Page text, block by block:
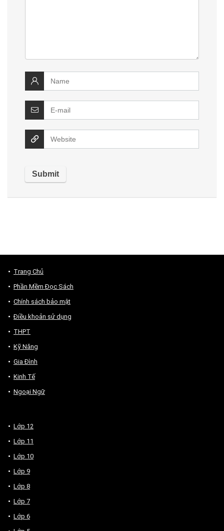
Trang Chủ
Phần Mềm Đọc Sách
Chính sách bảo mật
Điều khoản sử dụng
THPT
Kỹ Năng
Gia Đình
Kinh Tế
Ngoại Ngữ
Lớp 12
Lớp 11
Lớp 10
Lớp 9
Lớp 8
Lớp 7
Lớp 6